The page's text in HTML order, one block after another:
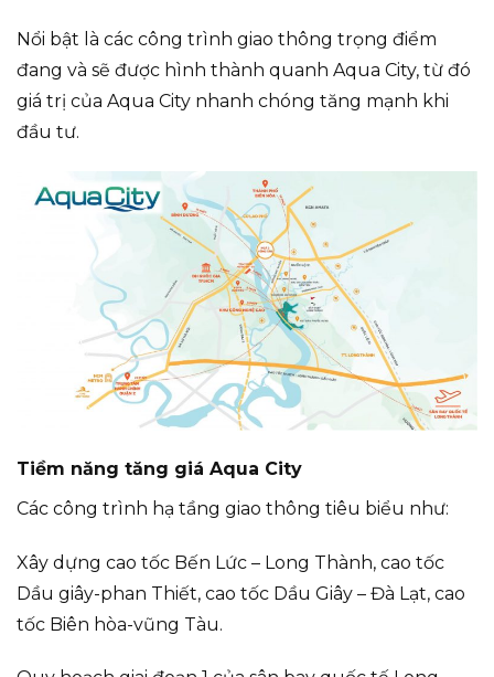
Nổi bật là các công trình giao thông trọng điểm
đang và sẽ được hình thành quanh Aqua City, từ đó
giá trị của Aqua City nhanh chóng tăng mạnh khi
đầu tư.
Tiềm năng tăng giá Aqua City
Các công trình hạ tầng giao thông tiêu biểu như:
Xây dựng cao tốc Bến Lức – Long Thành, cao tốc
Dầu giây-phan Thiết, cao tốc Dầu Giây – Đà Lạt, cao
tốc Biên hòa-vũng Tàu.